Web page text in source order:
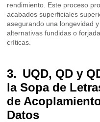
rendimiento. Este proceso
acabados superficiales
asegurando una longevidad
alternativas fundidas o
críticas.
UQD, QD y
la Sopa de
de
Datos